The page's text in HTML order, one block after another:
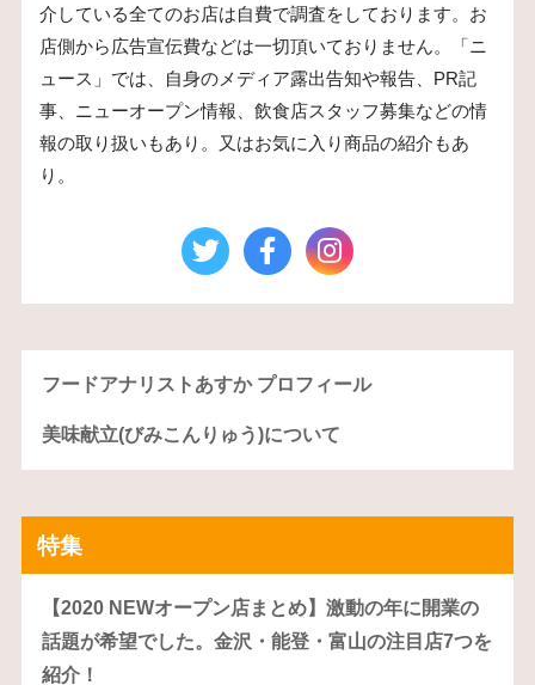
介している全てのお店は自費で調査をしております。お
店側から広告宣伝費などは一切頂いておりません。「ニ
ュース」では、自身のメディア露出告知や報告、PR記
事、ニューオープン情報、飲食店スタッフ募集などの情
報の取り扱いもあり。又はお気に入り商品の紹介もあ
り。
フードアナリストあすか プロフィール
美味献立(びみこんりゅう)について
特集
【2020 NEWオープン店まとめ】激動の年に開業の
話題が希望でした。金沢・能登・富山の注目店7つを
紹介！